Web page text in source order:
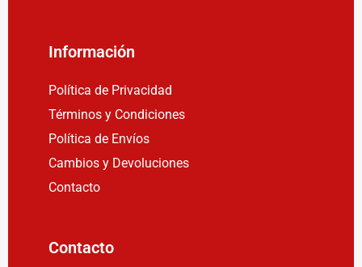
Información
Política de Privacidad
Términos y Condiciones
Política de Envíos
Cambios y Devoluciones
Contacto
Contacto